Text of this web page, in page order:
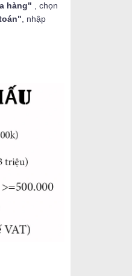
hàng" , chọn
, nhập